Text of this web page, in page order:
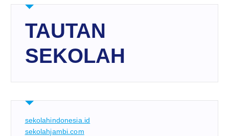
TAUTAN
SEKOLAH
sekolahindonesia.id
sekolahjambi.com